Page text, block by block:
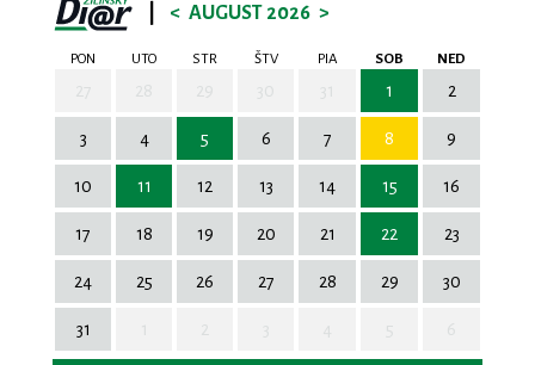
< AUGUST 2026 >
PON UTO STR ŠTV PIA SOB NED
1 2
3 4 5 6 7 8 9
10 11 12 13 14 15 16
17 18 19 20 21 22 23
24 25 26 27 28 29 30
31